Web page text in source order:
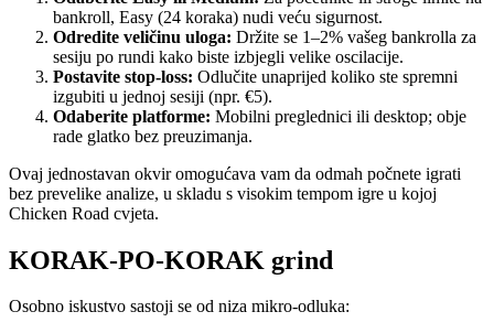
bankroll, Easy (24 koraka) nudi veću sigurnost.
Odredite veličinu uloga: Držite se 1–2% vašeg bankrolla za
sesiju po rundi kako biste izbjegli velike oscilacije.
Postavite stop‑loss: Odlučite unaprijed koliko ste spremni
izgubiti u jednoj sesiji (npr. €5).
Odaberite platforme: Mobilni preglednici ili desktop; obje
rade glatko bez preuzimanja.
Ovaj jednostavan okvir omogućava vam da odmah počnete igrati
bez prevelike analize, u skladu s visokim tempom igre u kojoj
Chicken Road cvjeta.
KORAK‑PO‑KORAK grind
Osobno iskustvo sastoji se od niza mikro‑odluka: